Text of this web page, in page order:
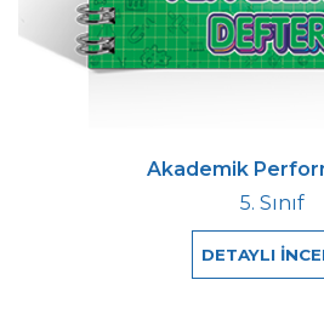
Akademik
5. Sınıf
DETAYLI